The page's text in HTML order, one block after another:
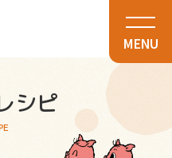
シピ
MENU